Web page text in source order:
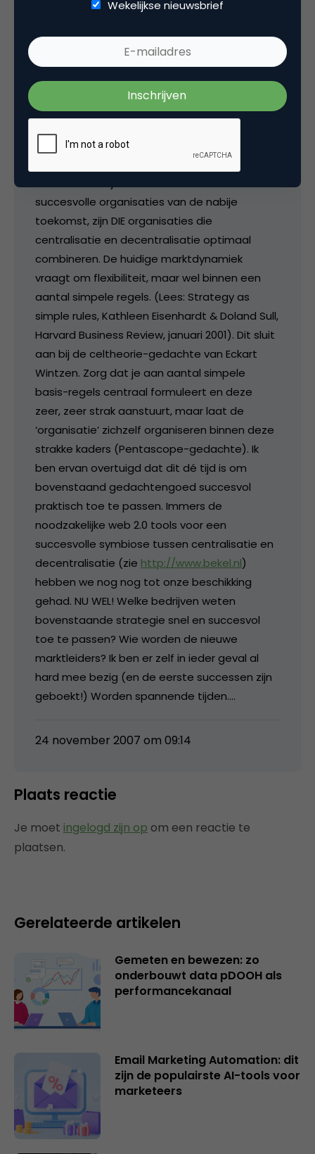
Vincent Evers: “Bedrijven zijn oneindig aan het
tegenstelling. Beide mogelijk tegelijkertijd.
succesvolle organisaties van de nabije
toekomst, zijn DIE organisaties die
centralisatie en decentralisatie optimaal
combineren. De huidige marktdynamiek
vraagt om flexibiliteit, maar wel binnen een
aantal simpele regels. (Lees: Strategy as
simple rules, Kathleen Eisenhardt & Doland Sull,
Harvard Business Review, januari 2001). Dit sluit
aan bij de celtheorie-gedachte van Eckart
Wintzen. Zorg dat je aan aantal simpele
basis-regels centraal formuleert en deze
zeer, zeer strak aanstuurt, maar laat de
‘organisatie’ zichzelf organiseren binnen deze
strakke kaders (Pentascope-gedachte). Ik
ben ervan overtuigd dat dit dé tijd is om
bovenstaand gedachtengoed succesvol
praktisch toe te passen. Immers de
noodzakelijke web 2.0 tools voor een
succesvolle symbiose tussen centralisatie en
decentralisatie (zie http://www.bekel.nl)
hebben we nog nog tot onze beschikking
gehad. NU WEL! Welke bedrijven weten
bovenstaande strategie snel en succesvol
toe te passen? Wie worden de nieuwe
marktleiders? Ik ben er zelf in ieder geval al
hard mee bezig (en de eerste successen zijn
geboekt!) Worden spannende tijden….
24 november 2007 om 09:14
Plaats reactie
Je moet ingelogd zijn op om een reactie te
plaatsen.
Gerelateerde artikelen
Gemeten en bewezen: zo
onderbouwt data pDOOH als
performancekanaal
Email Marketing Automation: dit
zijn de populairste AI-tools voor
marketeers
Wekelijkse nieuwsbrief